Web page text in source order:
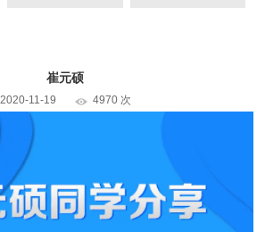
崔元硕
2020-11-19 4970 次